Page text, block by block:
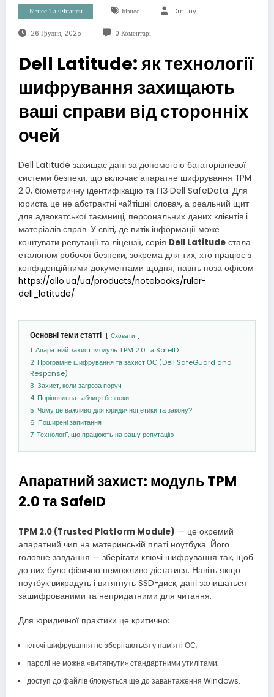
Бізнес Та Фінанси Бізнес Dmitriy
26 Грудня, 2025 0 Коментарі
Dell Latitude: як технології
шифрування захищають
ваші справи від сторонніх
очей
Dell Latitude захищає дані за допомогою багаторівневої
системи безпеки, що включає апаратне шифрування TPM
2.0, біометричну ідентифікацію та ПЗ Dell SafeData. Для
юриста це не абстрактні «айтішні слова», а реальний щит
для адвокатської таємниці, персональних даних клієнтів і
матеріалів справ. У світі, де витік інформації може
коштувати репутації та ліцензії, серія Dell Latitude стала
еталоном робочої безпеки, зокрема для тих, хто працює з
конфіденційними документами щодня, навіть поза офісом
https://allo.ua/ua/products/notebooks/ruler-
dell_latitude/
Основні теми статті Сховати
1 Апаратний захист: модуль TPM 2.0 та SafeID
2 Програмне шифрування та захист ОС (Dell SafeGuard and
Response)
3 Захист, коли загроза поруч
4 Порівняльна таблиця безпеки
5 Чому це важливо для юридичної етики та закону?
6 Поширені запитання
7 Технології, що працюють на вашу репутацію
Апаратний захист: модуль TPM
2.0 та SafeID
TPM 2.0 (Trusted Platform Module) — це окремий
апаратний чип на материнській платі ноутбука. Його
головне завдання — зберігати ключі шифрування так, щоб
до них було фізично неможливо дістатися. Навіть якщо
ноутбук викрадуть і витягнуть SSD-диск, дані залишаться
зашифрованими та непридатними для читання.
Для юридичної практики це критично:
ключі шифрування не зберігаються у пам’яті ОС;
паролі не можна «витягнути» стандартними утилітами;
доступ до файлів блокується ще до завантаження Windows.